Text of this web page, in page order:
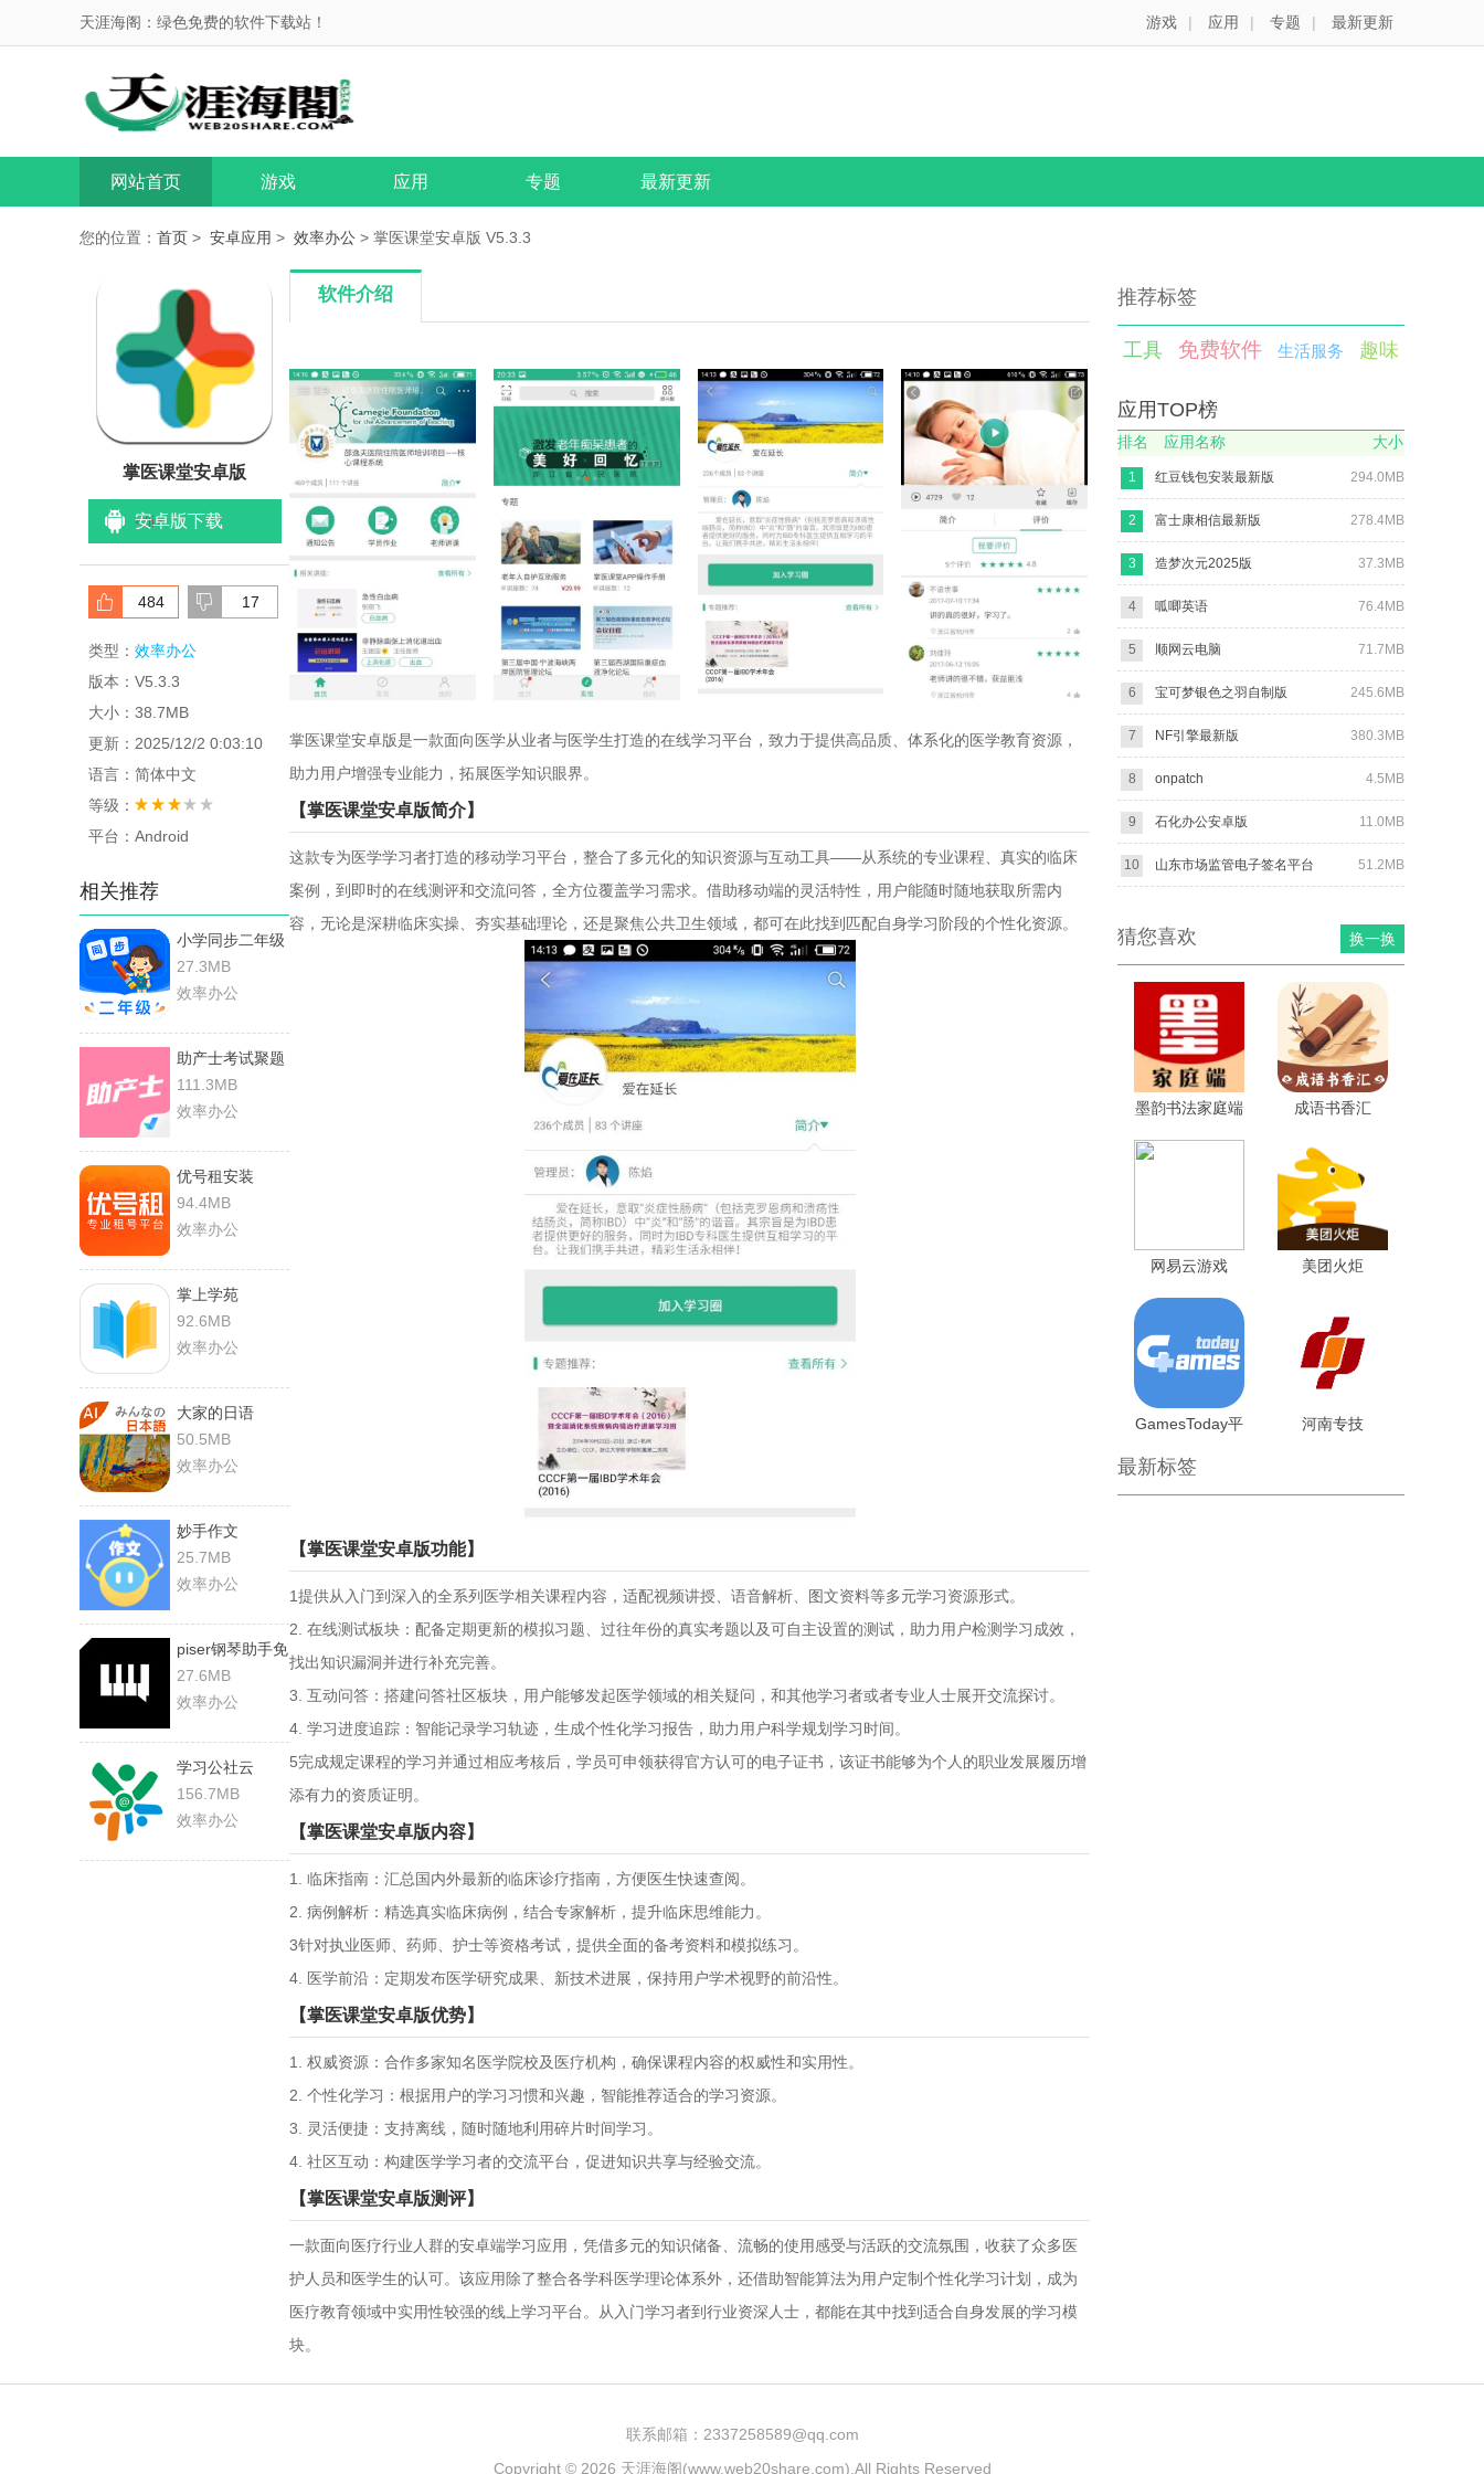
天涯海阁：绿色免费的软件下载站！ 游戏 | 应用 | 专题 | 最新更新
网站首页 游戏 应用 专题 最新更新
您的位置： 首页 > 安卓应用 > 效率办公 > 掌医课堂安卓版 V5.3.3
掌医课堂安卓版
安卓版下载
</li>
484 17
类型： 效率办公
版本：V5.3.3
大小：38.7MB
更新：2025/12/2 0:03:10
语言：简体中文
等级：
平台：Android
相关推荐
小学同步二年级
27.3MB
效率办公
助产士考试聚题
库
111.3MB
效率办公
优号租安装
94.4MB
效率办公
掌上学苑
92.6MB
效率办公
大家的日语
50.5MB
效率办公
妙手作文
25.7MB
效率办公
piser钢琴助手免
费
27.6MB
效率办公
学习公社云
156.7MB
效率办公
软件介绍
掌医课堂安卓版是一款面向医学从业者与医学生打造的在线学习平台，致力于提供高品质、体系化的医学教育资源，
助力用户增强专业能力，拓展医学知识眼界。
【掌医课堂安卓版简介】
这款专为医学学习者打造的移动学习平台，整合了多元化的知识资源与互动工具——从系统的专业课程、真实的临床
案例，到即时的在线测评和交流问答，全方位覆盖学习需求。借助移动端的灵活特性，用户能随时随地获取所需内
容，无论是深耕临床实操、夯实基础理论，还是聚焦公共卫生领域，都可在此找到匹配自身学习阶段的个性化资源。
【掌医课堂安卓版功能】
1提供从入门到深入的全系列医学相关课程内容，适配视频讲授、语音解析、图文资料等多元学习资源形式。
2. 在线测试板块：配备定期更新的模拟习题、过往年份的真实考题以及可自主设置的测试，助力用户检测学习成效，
找出知识漏洞并进行补充完善。
3. 互动问答：搭建问答社区板块，用户能够发起医学领域的相关疑问，和其他学习者或者专业人士展开交流探讨。
4. 学习进度追踪：智能记录学习轨迹，生成个性化学习报告，助力用户科学规划学习时间。
5完成规定课程的学习并通过相应考核后，学员可申领获得官方认可的电子证书，该证书能够为个人的职业发展履历增
添有力的资质证明。
【掌医课堂安卓版内容】
1. 临床指南：汇总国内外最新的临床诊疗指南，方便医生快速查阅。
2. 病例解析：精选真实临床病例，结合专家解析，提升临床思维能力。
3针对执业医师、药师、护士等资格考试，提供全面的备考资料和模拟练习。
4. 医学前沿：定期发布医学研究成果、新技术进展，保持用户学术视野的前沿性。
【掌医课堂安卓版优势】
1. 权威资源：合作多家知名医学院校及医疗机构，确保课程内容的权威性和实用性。
2. 个性化学习：根据用户的学习习惯和兴趣，智能推荐适合的学习资源。
3. 灵活便捷：支持离线，随时随地利用碎片时间学习。
4. 社区互动：构建医学学习者的交流平台，促进知识共享与经验交流。
【掌医课堂安卓版测评】
一款面向医疗行业人群的安卓端学习应用，凭借多元的知识储备、流畅的使用感受与活跃的交流氛围，收获了众多医
护人员和医学生的认可。该应用除了整合各学科医学理论体系外，还借助智能算法为用户定制个性化学习计划，成为
医疗教育领域中实用性较强的线上学习平台。从入门学习者到行业资深人士，都能在其中找到适合自身发展的学习模
块。
推荐标签
工具 免费软件 生活服务 趣味
应用TOP榜
排名 应用名称 大小
1 294.0MB
红豆钱包安装最新版
2 278.4MB
富士康相信最新版
3 37.3MB
造梦次元2025版
4 76.4MB
呱唧英语
5 71.7MB
顺网云电脑
6 245.6MB
宝可梦银色之羽自制版
7 380.3MB
NF引擎最新版
8 4.5MB
onpatch
9 11.0MB
石化办公安卓版
10 51.2MB
山东市场监管电子签名平台
换一换
猜您喜欢
墨韵书法家庭端 成语书香汇
网易云游戏 美团火炬
GamesToday平
河南专技
最新标签
联系邮箱：2337258589@qq.com
Copyright © 2026 天涯海阁(www.web20share.com).All Rights Reserved